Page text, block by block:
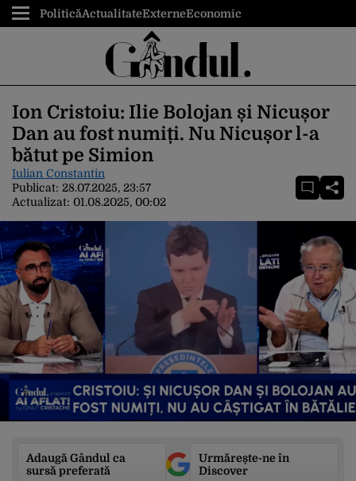
PoliticăActualitateExterneEconomic
Ion Cristoiu: Ilie Bolojan și Nicușor
Dan au fost numiți. Nu Nicușor l-a
bătut pe Simion
Iulian Constantin
Publicat: 28.07.2025, 23:57
Actualizat: 01.08.2025, 00:02
Adaugă Gândul ca
sursă preferată
Urmărește-ne în
Discover